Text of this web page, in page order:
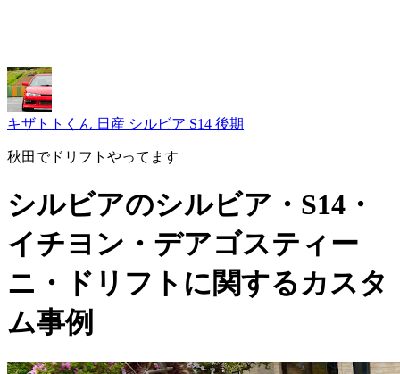
キザトトくん 日産 シルビア S14 後期
秋田でドリフトやってます
シルビアのシルビア・S14・
イチヨン・デアゴスティー
ニ・ドリフトに関するカスタ
ム事例